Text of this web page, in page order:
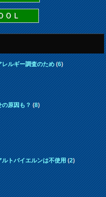
ＯＬ
ルギー調査のため(6)
の原因も？(8)
トバイエルンは不使用(2)